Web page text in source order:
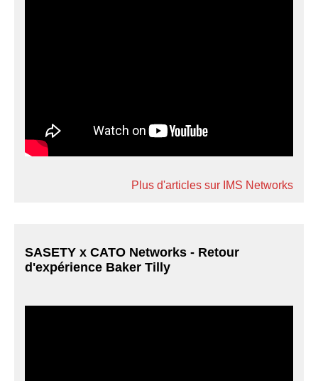
Plus d'articles sur IMS Networks
SASETY x CATO Networks - Retour
d'expérience Baker Tilly